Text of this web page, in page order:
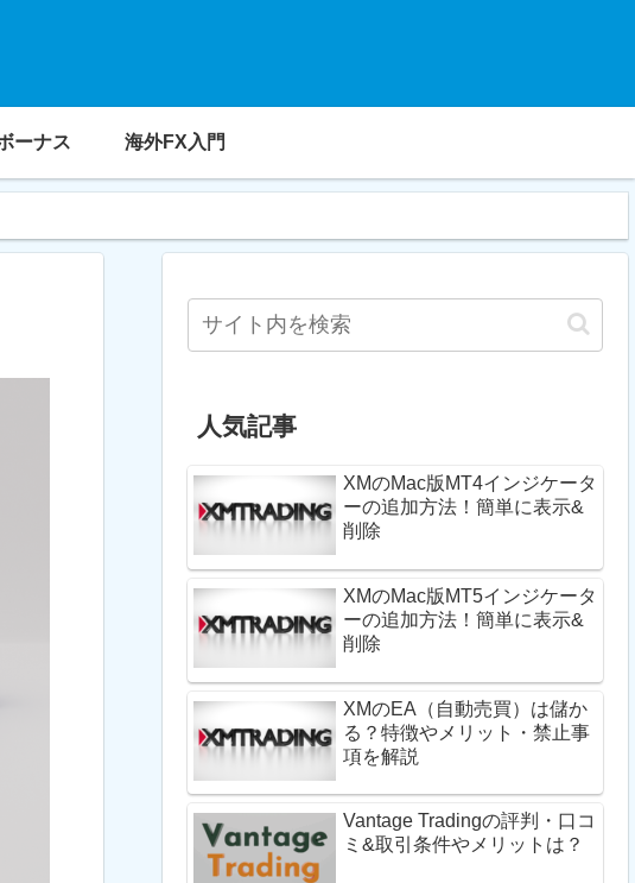
ーナス 海外FX入門
人気記事
XMのMac版MT4インジケータ
ーの追加方法！簡単に表示&
削除
XMのMac版MT5インジケータ
ーの追加方法！簡単に表示&
削除
XMのEA（自動売買）は儲か
る？特徴やメリット・禁止事
項を解説
Vantage Tradingの評判・口コ
ミ&取引条件やメリットは？